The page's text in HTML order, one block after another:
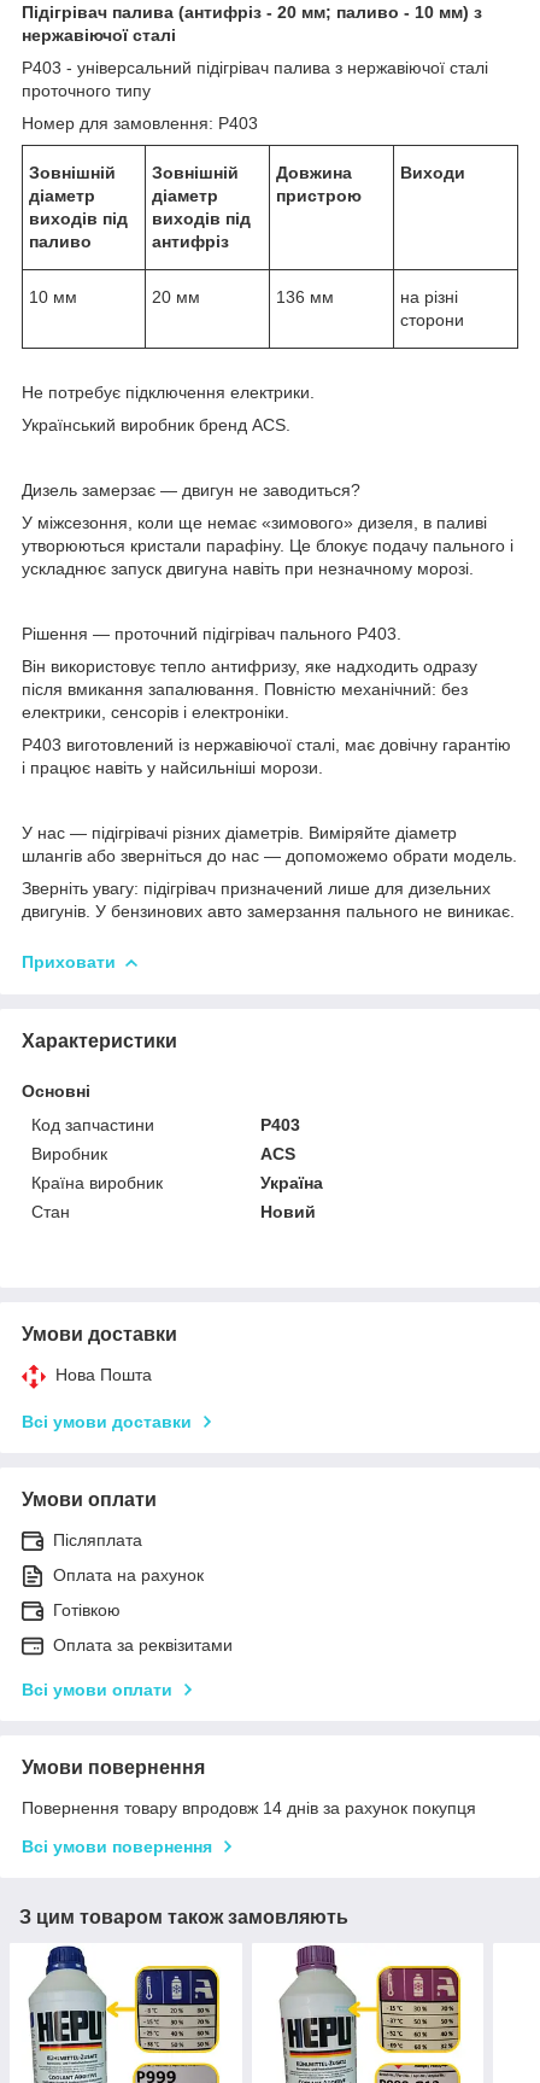
Підігрівач палива (антифріз - 20 мм; паливо - 10 мм) з
нержавіючої сталі
Р403 - універсальний підігрівач палива з нержавіючої сталі
проточного типу
Номер для замовлення: Р403
Зовнішній
діаметр
виходів під
паливо
Зовнішній
діаметр
виходів під
антифріз
Довжина
пристрою
Виходи
10 мм 20 мм 136 мм
на різні
сторони
Не потребує підключення електрики.
Український виробник бренд ACS.
Дизель замерзає — двигун не заводиться?
У міжсезоння, коли ще немає «зимового» дизеля, в паливі
утворюються кристали парафіну. Це блокує подачу пального і
ускладнює запуск двигуна навіть при незначному морозі.
Рішення — проточний підігрівач пального Р403.
Він використовує тепло антифризу, яке надходить одразу
після вмикання запалювання. Повністю механічний: без
електрики, сенсорів і електроніки.
Р403 виготовлений із нержавіючої сталі, має довічну гарантію
і працює навіть у найсильніші морози.
У нас — підігрівачі різних діаметрів. Виміряйте діаметр
шлангів або зверніться до нас — допоможемо обрати модель.
Зверніть увагу: підігрівач призначений лише для дизельних
двигунів. У бензинових авто замерзання пального не виникає.
Приховати
Характеристики
Основні
Код запчастини
Р403
Виробник
ACS
Країна виробник
Україна
Стан
Новий
Умови доставки
Нова Пошта
Всі умови доставки
Умови оплати
Післяплата
Оплата на рахунок
Готівкою
Оплата за реквізитами
Всі умови оплати
Умови повернення
Повернення товару впродовж 14 днів за рахунок покупця
Всі умови повернення
З цим товаром також замовляють